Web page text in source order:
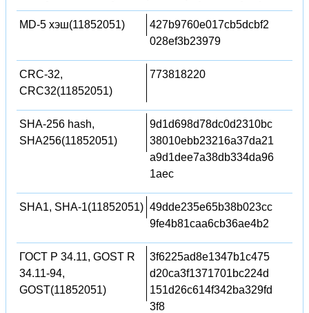
MD-5 хэш(11852051)
427b9760e017cb5dcbf2
028ef3b23979
CRC-32,
CRC32(11852051)
773818220
SHA-256 hash,
SHA256(11852051)
9d1d698d78dc0d2310bc
38010ebb23216a37da21
a9d1dee7a38db334da96
1aec
SHA1, SHA-1(11852051) 49dde235e65b38b023cc
9fe4b81caa6cb36ae4b2
ГОСТ Р 34.11, GOST R
34.11-94,
GOST(11852051)
3f6225ad8e1347b1c475
d20ca3f1371701bc224d
151d26c614f342ba329fd
3f8